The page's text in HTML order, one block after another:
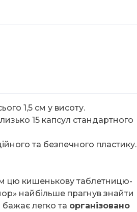
1,5 см у висоту.
15 капсул стандартного
та безпечного пластику.
цю кишенькову таблетницю-
найбільше прагнув знайти
легко та організовано